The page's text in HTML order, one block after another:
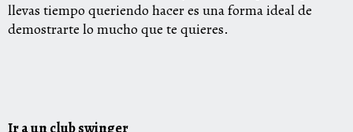
llevas tiempo queriendo hacer es una forma ideal de
demostrarte lo mucho que te quieres.
Ir a un club swinger